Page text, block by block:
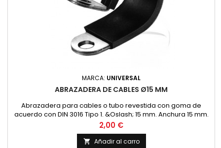
MARCA: UNIVERSAL
ABRAZADERA DE CABLES Ø15 MM
Abrazadera para cables o tubo revestida con goma de
acuerdo con DIN 3016 Tipo 1. &Oslash; 15 mm. Anchura 15 mm.
Precio
2,00 €
 Añadir al carro